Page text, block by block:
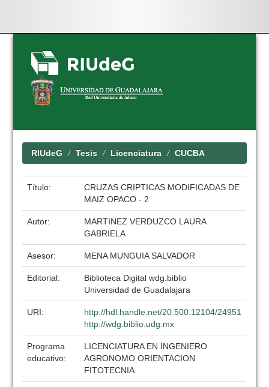
Skip
navigation
RIUdeG Tesis Licenciatura CUCBA
Título:
CRUZAS CRIPTICAS MODIFICADAS DE
MAIZ OPACO - 2
Autor:
MARTINEZ VERDUZCO LAURA
GABRIELA
Asesor: MENA MUNGUIA SALVADOR
Editorial:
Biblioteca Digital wdg.biblio
Universidad de Guadalajara
URI:
http://hdl.handle.net/20.500.12104/24951
http://wdg.biblio.udg.mx
Programa
educativo:
LICENCIATURA EN INGENIERO
AGRONOMO ORIENTACION
FITOTECNIA